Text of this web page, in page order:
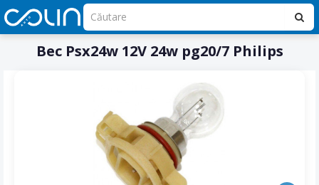
Bec Psx24w 12V 24w pg20/7 Philips